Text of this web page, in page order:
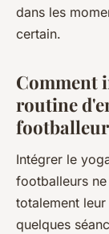
dans les
certain.
Comment
routine
Intégrer le
footballeurs
totalement
quelques